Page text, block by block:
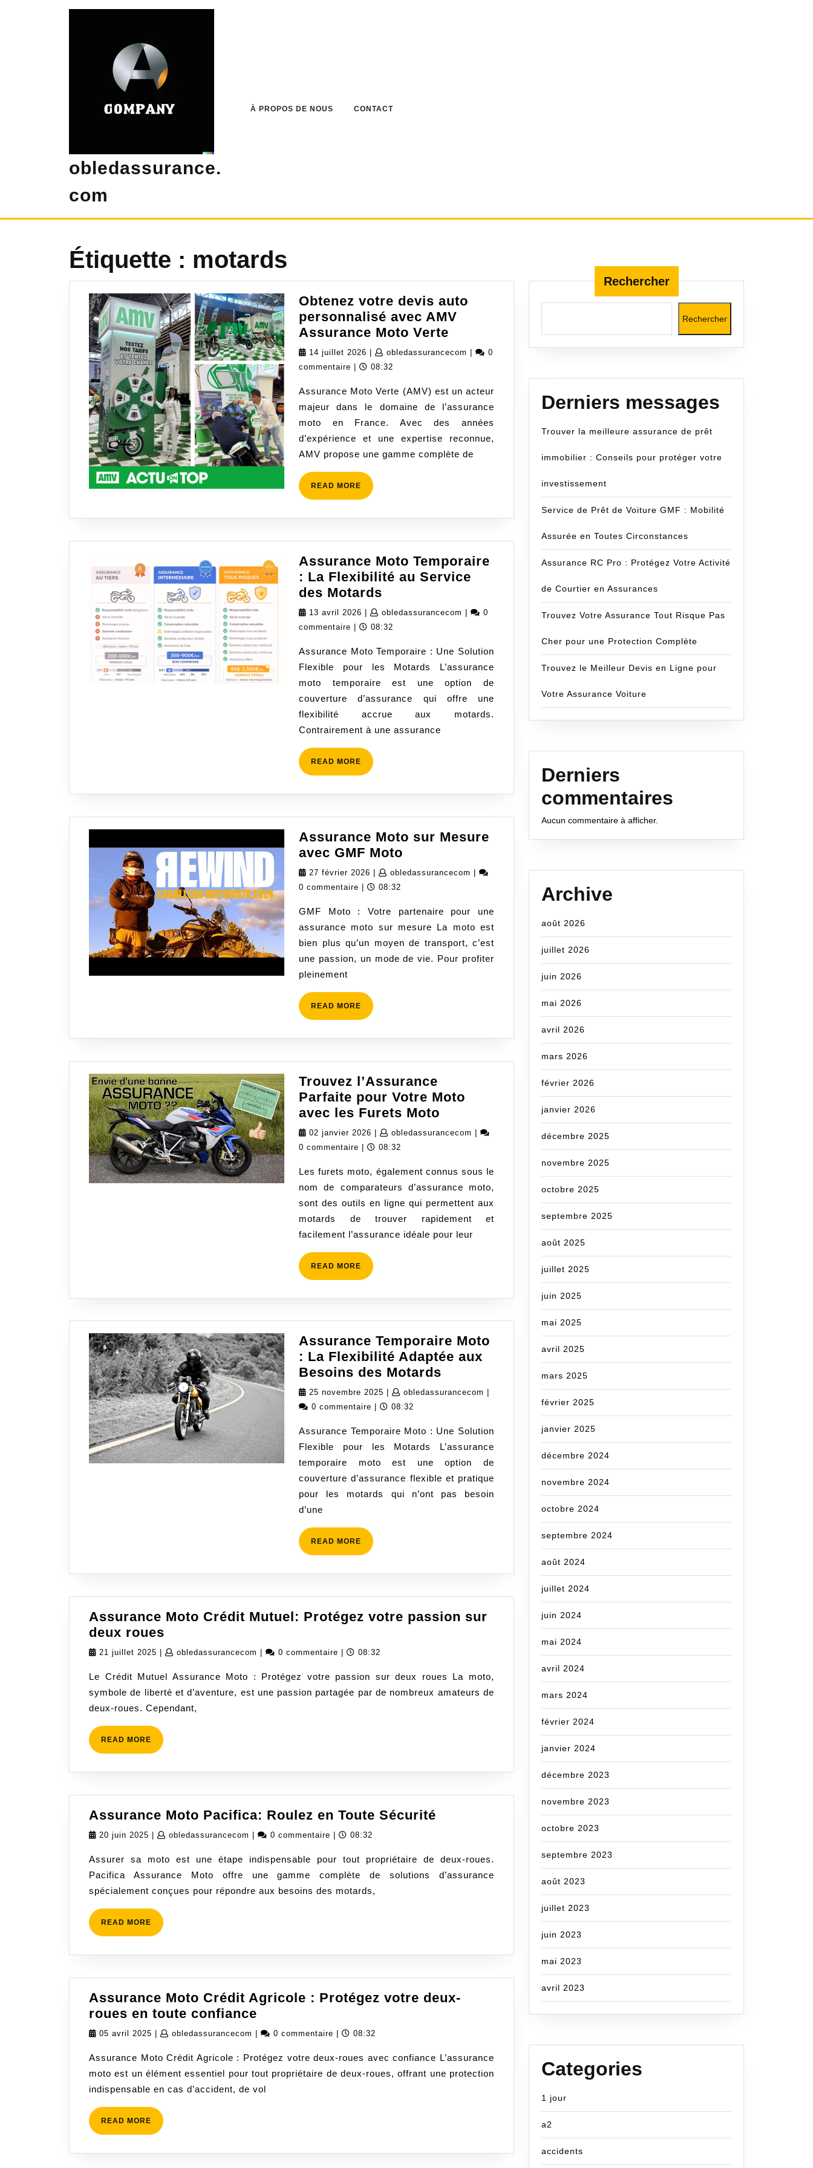
obledassurance.
com
À PROPOS DE NOUS CONTACT
Étiquette : motards
Obtenez votre devis auto
personnalisé avec AMV
Assurance Moto Verte
votre
personnalisé
avec
AMV
Assurance
Moto
14 juillet 2026 14
juillet
obledassurancecom obledassurancecom
0
commentaire
08:32
Assurance Moto Verte (AMV) est un acteur
majeur dans le domaine de l’assurance
moto en France. Avec des années
d’expérience et une expertise reconnue,
AMV propose une gamme complète de
READ MORE READ
MORE
Assurance Moto Temporaire
: La Flexibilité au Service
des Motards
Moto
Temporaire
La
Flexibilité
au
Service
des
Motards
13 avril 2026 13
avril
obledassurancecom obledassurancecom
0
commentaire
08:32
Assurance Moto Temporaire : Une Solution
Flexible pour les Motards L’assurance
moto temporaire est une option de
couverture d’assurance qui offre une
flexibilité accrue aux motards.
Contrairement à une assurance
READ MORE READ
MORE
Assurance Moto sur Mesure
avec GMF Moto
Moto
avec
GMF
Moto
27 février 2026 27
février
obledassurancecom obledassurancecom
0 commentaire
08:32
GMF Moto : Votre partenaire pour une
assurance moto sur mesure La moto est
bien plus qu’un moyen de transport, c’est
une passion, un mode de vie. Pour profiter
pleinement
READ MORE READ
MORE
Trouvez l’Assurance
Parfaite pour Votre Moto
avec les Furets Moto
l’Assurance
Votre
Moto
avec
les
Furets
02 janvier 2026 02
janvier
| obledassurancecom obledassurancecom
|
0 commentaire | 08:32
Les furets moto, également connus sous le
nom de comparateurs d’assurance moto,
sont des outils en ligne qui permettent aux
motards de trouver rapidement et
facilement l’assurance idéale pour leur
READ MORE READ
MORE
Assurance Temporaire Moto
: La Flexibilité Adaptée aux
Besoins des Motards
Temporaire
La
Flexibilité
Adaptée
aux
Besoins
25 novembre 2025 25
novembre
obledassurancecom obledassurancecom
0 commentaire
08:32
Assurance Temporaire Moto : Une Solution
Flexible pour les Motards L’assurance
temporaire moto est une option de
couverture d’assurance flexible et pratique
pour les motards qui n’ont pas besoin
d’une
READ MORE READ
MORE
Assurance Moto Crédit Mutuel: Protégez votre passion sur
deux roues
Moto
Mutuel:
Protégez
votre
roues
21 juillet 2025 21
2025
obledassurancecom obledassurancecom
0 commentaire 08:32
Le Crédit Mutuel Assurance Moto : Protégez votre passion sur deux roues La moto,
symbole de liberté et d’aventure, est une passion partagée par de nombreux amateurs de
deux-roues. Cependant,
READ MORE READ
MORE
Assurance Moto Pacifica: Roulez en Toute Sécurité
Roulez
en
20 juin 2025 20
2025
obledassurancecom obledassurancecom
0 commentaire 08:32
Assurer sa moto est une étape indispensable pour tout propriétaire de deux-roues.
Pacifica Assurance Moto offre une gamme complète de solutions d’assurance
spécialement conçues pour répondre aux besoins des motards,
READ MORE READ
MORE
Assurance Moto Crédit Agricole : Protégez votre deux-
roues en toute confiance
Moto
Agricole
:
Protégez
en
05 avril 2025 05
2025
| obledassurancecom obledassurancecom
| 0 commentaire | 08:32
Assurance Moto Crédit Agricole : Protégez votre deux-roues avec confiance L’assurance
moto est un élément essentiel pour tout propriétaire de deux-roues, offrant une protection
indispensable en cas d’accident, de vol
READ MORE READ
MORE
Rechercher
Rechercher
Derniers messages
Trouver la meilleure assurance de prêt
immobilier : Conseils pour protéger votre
investissement
Service de Prêt de Voiture GMF : Mobilité
Assurée en Toutes Circonstances
Assurance RC Pro : Protégez Votre Activité
de Courtier en Assurances
Trouvez Votre Assurance Tout Risque Pas
Cher pour une Protection Complète
Trouvez le Meilleur Devis en Ligne pour
Votre Assurance Voiture
Derniers
commentaires
Aucun commentaire à afficher.
Archive
août 2026
juillet 2026
juin 2026
mai 2026
avril 2026
mars 2026
février 2026
janvier 2026
décembre 2025
novembre 2025
octobre 2025
septembre 2025
août 2025
juillet 2025
juin 2025
mai 2025
avril 2025
mars 2025
février 2025
janvier 2025
décembre 2024
novembre 2024
octobre 2024
septembre 2024
août 2024
juillet 2024
juin 2024
mai 2024
avril 2024
mars 2024
février 2024
janvier 2024
décembre 2023
novembre 2023
octobre 2023
septembre 2023
août 2023
juillet 2023
juin 2023
mai 2023
avril 2023
Categories
1 jour
a2
accidents